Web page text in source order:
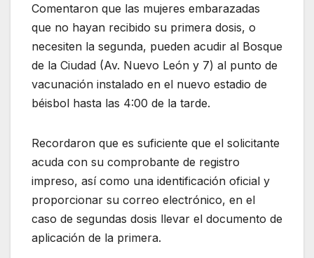
Comentaron que las mujeres embarazadas
que no hayan recibido su primera dosis, o
necesiten la segunda, pueden acudir al Bosque
de la Ciudad (Av. Nuevo León y 7) al punto de
vacunación instalado en el nuevo estadio de
béisbol hasta las 4:00 de la tarde.
Recordaron que es suficiente que el solicitante
acuda con su comprobante de registro
impreso, así como una identificación oficial y
proporcionar su correo electrónico, en el
caso de segundas dosis llevar el documento de
aplicación de la primera.